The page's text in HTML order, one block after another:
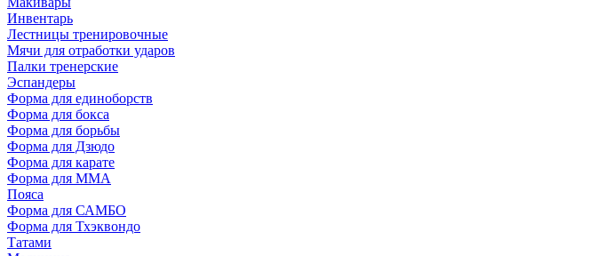
Инвентарь
Лестницы тренировочные
Мячи для отработки ударов
Палки тренерские
Эспандеры
Форма для единоборств
Форма для бокса
Форма для борьбы
Форма для Дзюдо
Форма для карате
Форма для MMA
Пояса
Форма для САМБО
Форма для Тхэквондо
Татами